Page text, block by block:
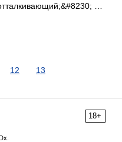
…
12 13
18+